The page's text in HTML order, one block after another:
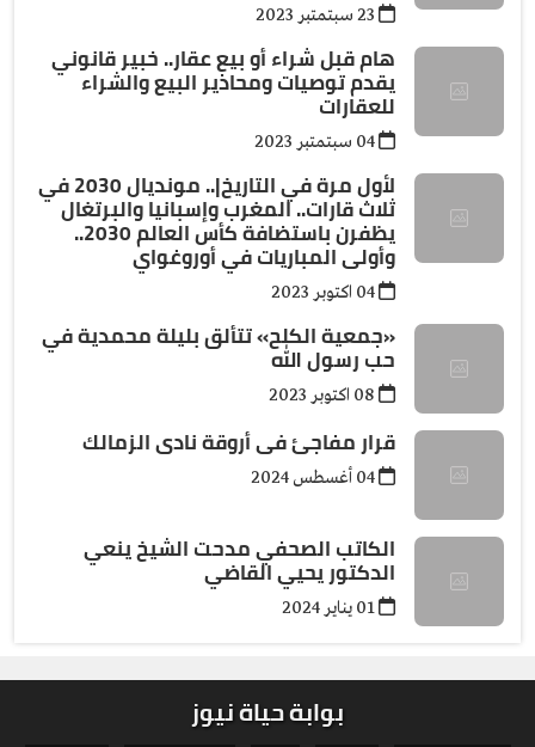
هام قبل شراء أو بيع عقار.. خبير قانوني
يقدم توصيات ومحاذير البيع والشراء
للعقارات
لأول مرة في التاريخ|.. مونديال 2030 في
ثلاث قارات.. المغرب وإسبانيا والبرتغال
يظفرن باستضافة كأس العالم 2030..
وأولى المباريات في أوروغواي
«جمعية الكلح» تتألق بليلة محمدية في
حب رسول الله
قرار مفاجئ فى أروقة نادى الزمالك
الكاتب الصحفي مدحت الشيخ ينعي
الدكتور يحيي القاضي
بوابة حياة نيوز